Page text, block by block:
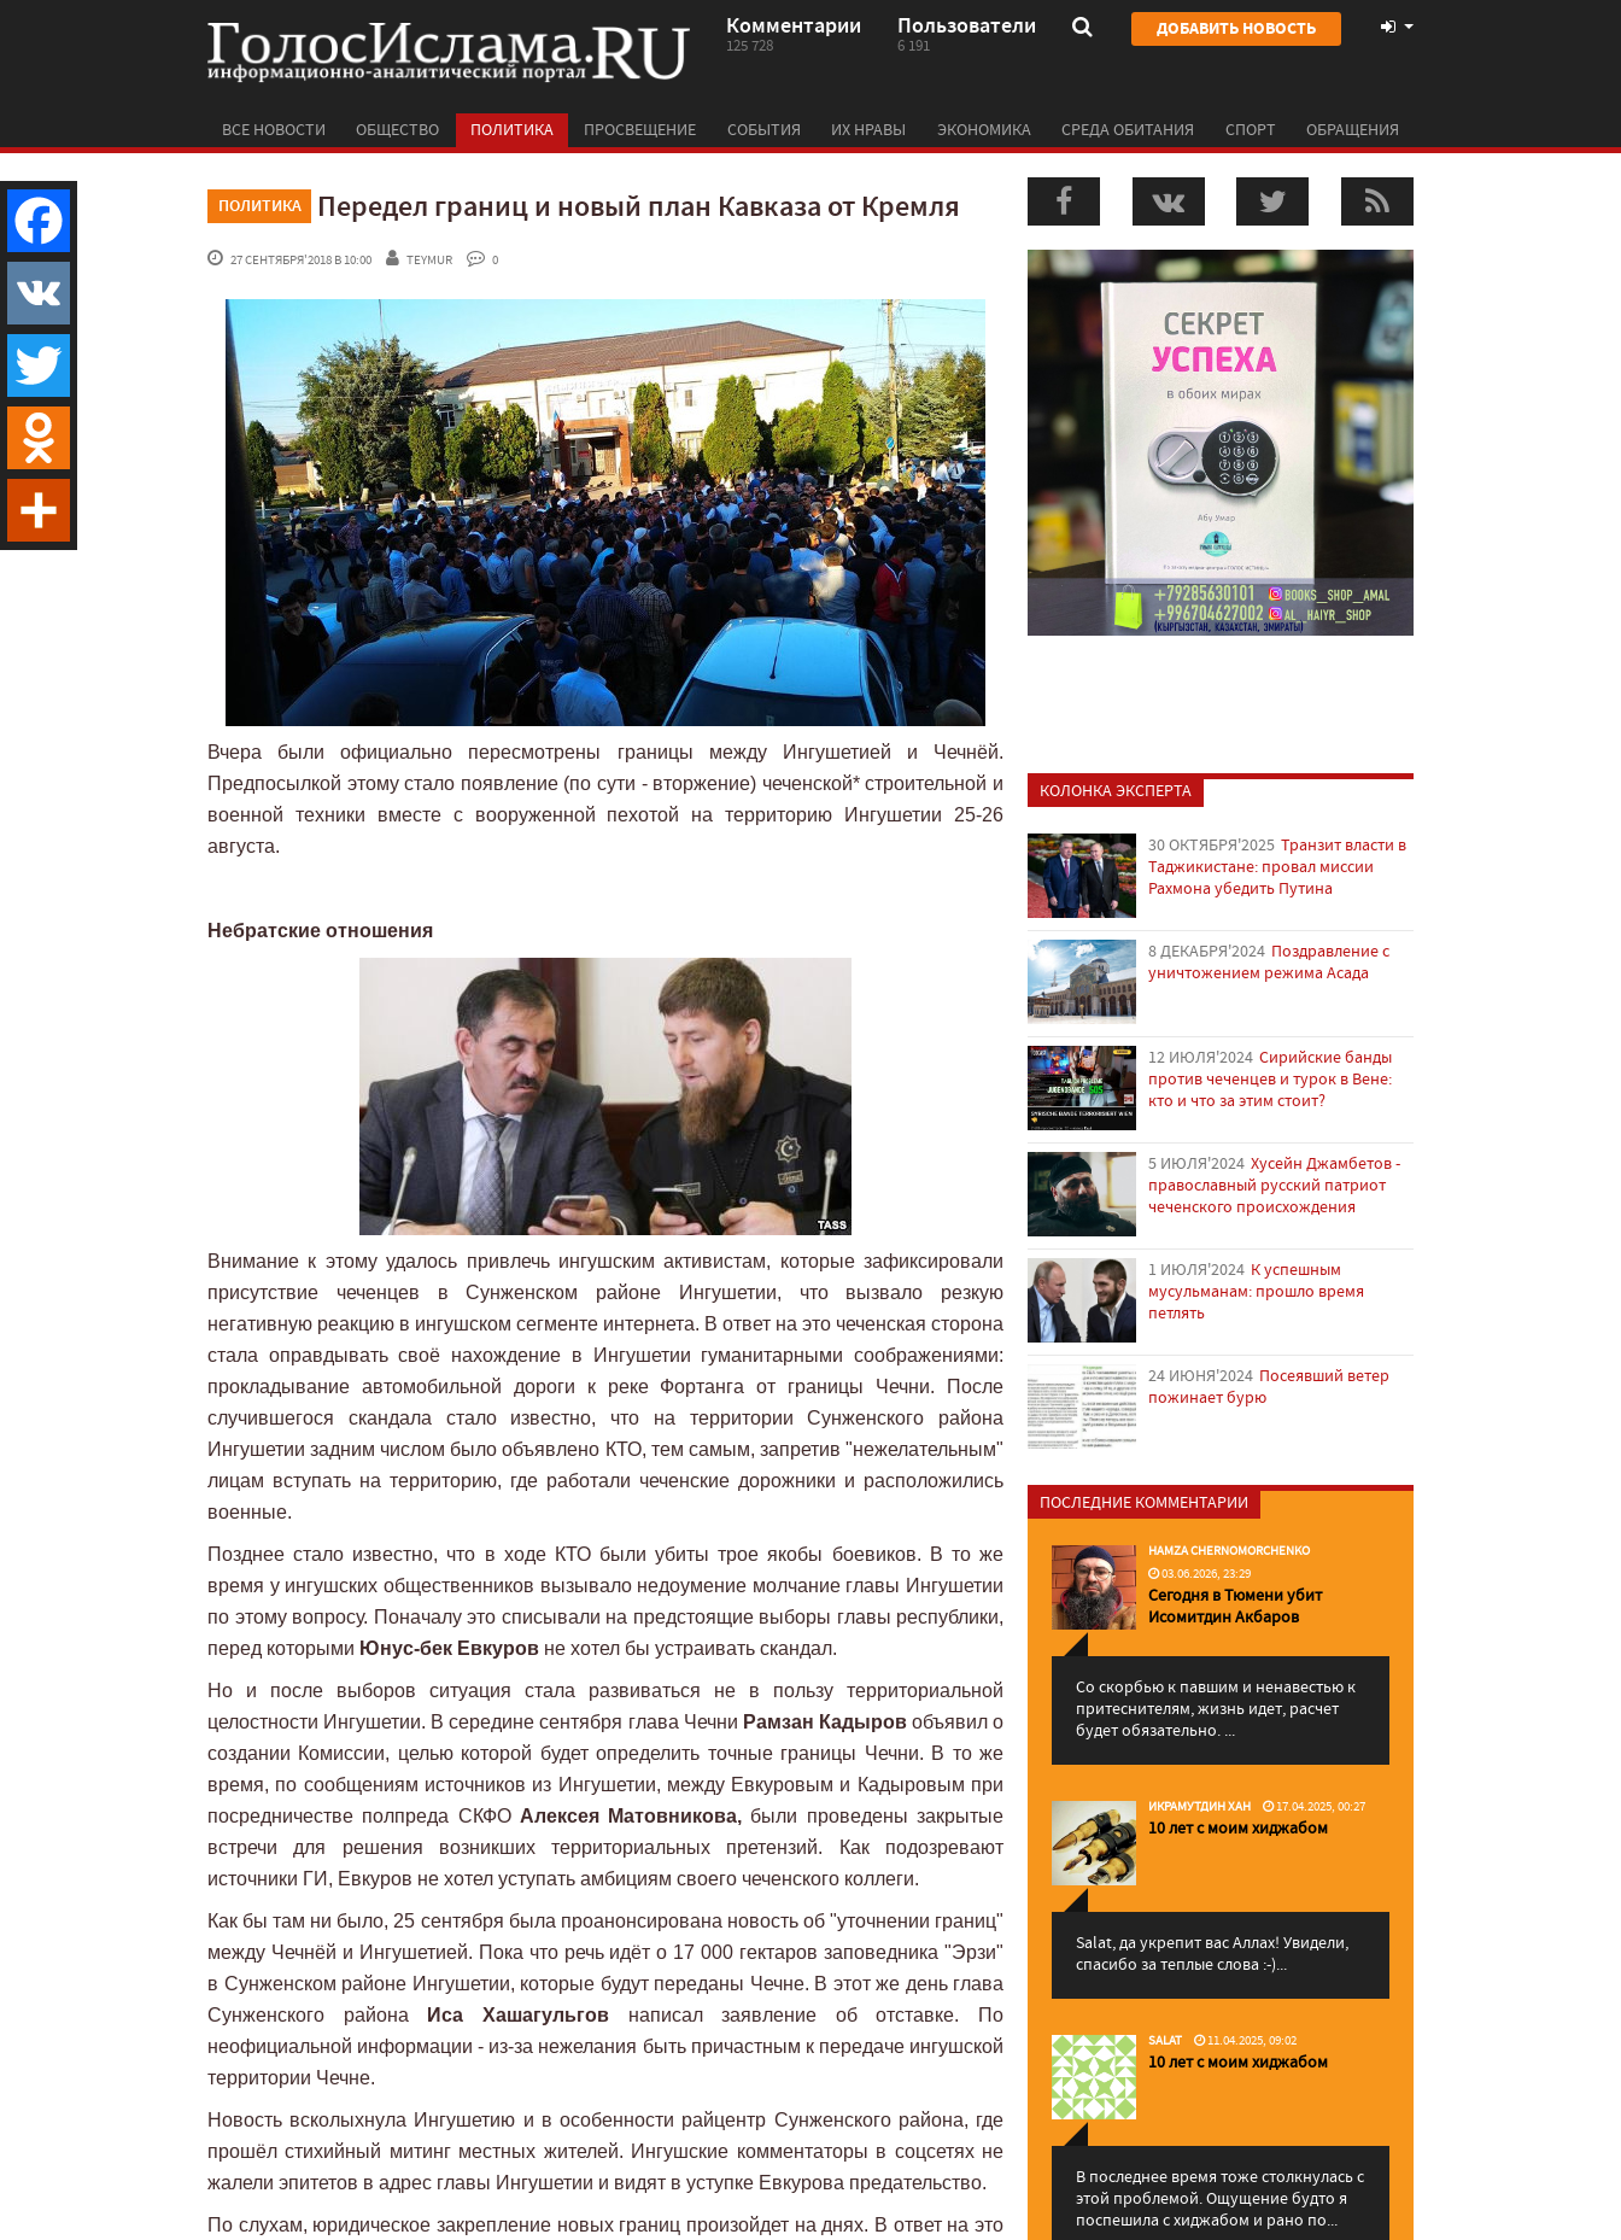
Комментарии
125 728
Пользователи
6 191
ДОБАВИТЬ НОВОСТЬ
ВСЕ НОВОСТИ ОБЩЕСТВО ПОЛИТИКА ПРОСВЕЩЕНИЕ СОБЫТИЯ ИХ НРАВЫ ЭКОНОМИКА СРЕДА ОБИТАНИЯ СПОРТ ОБРАЩЕНИЯ
ПОЛИТИКА Передел границ и новый план Кавказа от Кремля
27 СЕНТЯБРЯ'2018 В 10:00 TEYMUR 0
Вчера были официально пересмотрены границы между Ингушетией и Чечнёй.
Предпосылкой этому стало появление (по сути - вторжение) чеченской* строительной и
военной техники вместе с вооруженной пехотой на территорию Ингушетии 25-26
августа.
Небратские отношения
Внимание к этому удалось привлечь ингушским активистам, которые зафиксировали
присутствие чеченцев в Сунженском районе Ингушетии, что вызвало резкую
негативную реакцию в ингушском сегменте интернета. В ответ на это чеченская сторона
стала оправдывать своё нахождение в Ингушетии гуманитарными соображениями:
прокладывание автомобильной дороги к реке Фортанга от границы Чечни. После
случившегося скандала стало известно, что на территории Сунженского района
Ингушетии задним числом было объявлено КТО, тем самым, запретив "нежелательным"
лицам вступать на территорию, где работали чеченские дорожники и расположились
военные.
Позднее стало известно, что в ходе КТО были убиты трое якобы боевиков. В то же
время у ингушских общественников вызывало недоумение молчание главы Ингушетии
по этому вопросу. Поначалу это списывали на предстоящие выборы главы республики,
перед которыми Юнус-бек Евкуров не хотел бы устраивать скандал.
Но и после выборов ситуация стала развиваться не в пользу территориальной
целостности Ингушетии. В середине сентября глава Чечни Рамзан Кадыров объявил о
создании Комиссии, целью которой будет определить точные границы Чечни. В то же
время, по сообщениям источников из Ингушетии, между Евкуровым и Кадыровым при
посредничестве полпреда СКФО Алексея Матовникова, были проведены закрытые
встречи для решения возникших территориальных претензий. Как подозревают
источники ГИ, Евкуров не хотел уступать амбициям своего чеченского коллеги.
Как бы там ни было, 25 сентября была проанонсирована новость об "уточнении границ"
между Чечнёй и Ингушетией. Пока что речь идёт о 17 000 гектаров заповедника "Эрзи"
в Сунженском районе Ингушетии, которые будут переданы Чечне. В этот же день глава
Сунженского района
Иса Хашагульговнаписал заявление об отставке. По
неофициальной информации - из-за нежелания быть причастным к передаче ингушской
территории Чечне.
Новость всколыхнула Ингушетию и в особенности райцентр Сунженского района, где
прошёл стихийный митинг местных жителей. Ингушские комментаторы в соцсетях не
жалели эпитетов в адрес главы Ингушетии и видят в уступке Евкурова предательство.
По слухам, юридическое закрепление новых границ произойдет на днях. В ответ на это
КОЛОНКА ЭКСПЕРТА
30 ОКТЯБРЯ'2025 Транзит власти в
Таджикистане: провал миссии
Рахмона убедить Путина
8 ДЕКАБРЯ'2024 Поздравление с
уничтожением режима Асада
12 ИЮЛЯ'2024 Сирийские банды
против чеченцев и турок в Вене:
кто и что за этим стоит?
5 ИЮЛЯ'2024 Хусейн Джамбетов -
православный русский патриот
чеченского происхождения
1 ИЮЛЯ'2024 К успешным
мусульманам: прошло время
петлять
24 ИЮНЯ'2024 Посеявший ветер
пожинает бурю
ПОСЛЕДНИЕ КОММЕНТАРИИ
HAMZA CHERNOMORCHENKO
03.06.2026, 23:29
Сегодня в Тюмени убит
Исомитдин Акбаров
Со скорбью к павшим и ненавестью к
притеснителям, жизнь идет, расчет
будет обязательно. ...
ИКРАМУТДИН ХАН 17.04.2025, 00:27
10 лет с моим хиджабом
Salat, да укрепит вас Аллаx! Увидели,
спасибо за теплые слова :-)...
SALAT 11.04.2025, 09:02
10 лет с моим хиджабом
В последнее время тоже столкнулась с
этой проблемой. Ощущение будто я
поспешила с хиджабом и рано по...
Facebook
VK
Twitter
Odnoklassniki